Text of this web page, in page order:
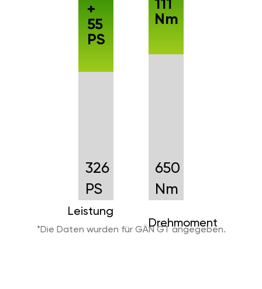
326
PS
Leistung
+
55
PS
650
Nm
Drehmoment
111
Nm
*Die Daten wurden für GÄN GT angegeben.